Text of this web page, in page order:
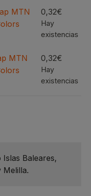
MTN
0,32€
Hay
existencias
MTN
0,32€
Hay
existencias
Baleares,
Melilla.